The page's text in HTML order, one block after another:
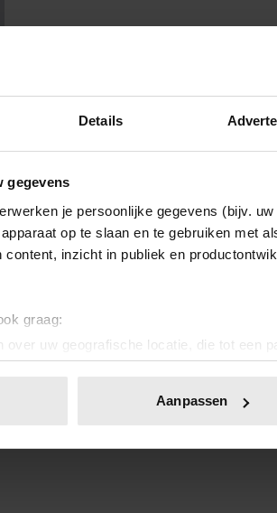
Details
gegevens
je persoonlijke gegevens (bijv.
op te slaan en te gebruiken met
content, inzicht in publiek en
graag:
over uw geografische locatie, die tot een
door het actief te scannen op
of intrekken in de Cookieverklaring.
en advertenties te personaliseren,
Ook delen we informatie over uw gebruik
Aanpassen